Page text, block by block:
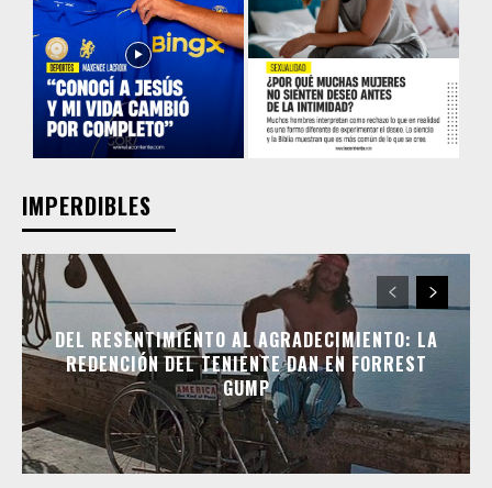
IMPERDIBLES
DEL RESENTIMIENTO AL AGRADECIMIENTO: LA
REDENCIÓN DEL TENIENTE DAN EN FORREST
GUMP